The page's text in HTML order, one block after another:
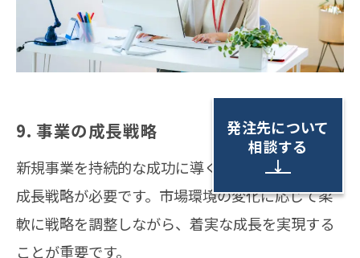
9. 事業の成長戦略
新規事業を持続的な成功に導くためには、明確な
成長戦略が必要です。市場環境の変化に応じて柔
軟に戦略を調整しながら、着実な成長を実現する
ことが重要です。
発注先について
相談する
↓